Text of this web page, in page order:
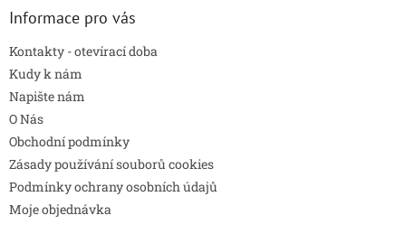
Informace pro vás
Kontakty - otevírací doba
Kudy k nám
Napište nám
O Nás
Obchodní podmínky
Zásady používání souborů cookies
Podmínky ochrany osobních údajů
Moje objednávka